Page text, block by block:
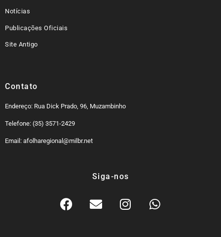
Notícias
Publicações Oficiais
Site Antigo
Contato
Endereço: Rua Dick Prado, 96, Muzambinho
Telefone: (35) 3571-2429
Email: afolharegional@milbr.net
Siga-nos